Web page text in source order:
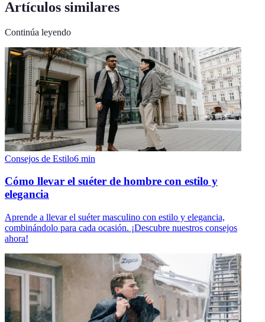
Artículos similares
Continúa leyendo
Consejos de Estilo6 min
Cómo llevar el suéter de hombre con estilo y
elegancia
Aprende a llevar el suéter masculino con estilo y elegancia,
combinándolo para cada ocasión. ¡Descubre nuestros consejos
ahora!